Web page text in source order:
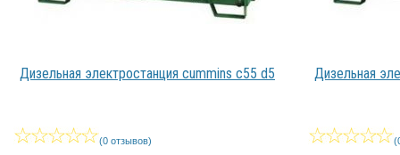
Дизельная электростанция cummins c55 d5
(0 отзывов)
Дизельная